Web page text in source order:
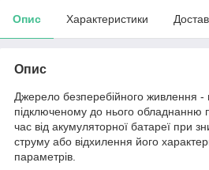
Опис Характеристики
Опис
Джерело безперебійного живлення -
підключеному до нього
час від акумуляторної батареї при
струму або відхилення його
параметрів.